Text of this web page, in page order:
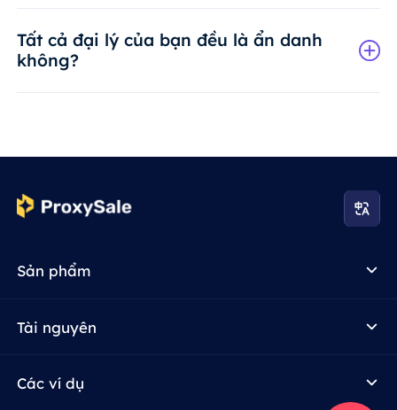
Tất cả đại lý của bạn đều là ẩn danh
không?
Sản phẩm
Tài nguyên
Các ví dụ